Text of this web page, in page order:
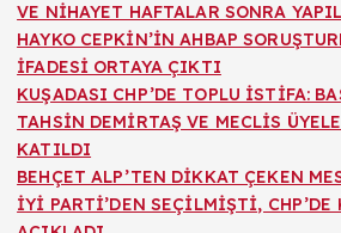
VE NİHAYET HAFTALAR SONRA
HAYKO CEPKİN’İN AHBAP
İFADESİ ORTAYA ÇIKTI
KUŞADASI CHP’DE TOPLU İSTİFA:
TAHSİN DEMİRTAŞ VE MECLİS
KATILDI
BEHÇET ALP’TEN DİKKAT ÇEKEN
İYİ PARTİ’DEN SEÇİLMİŞTİ,